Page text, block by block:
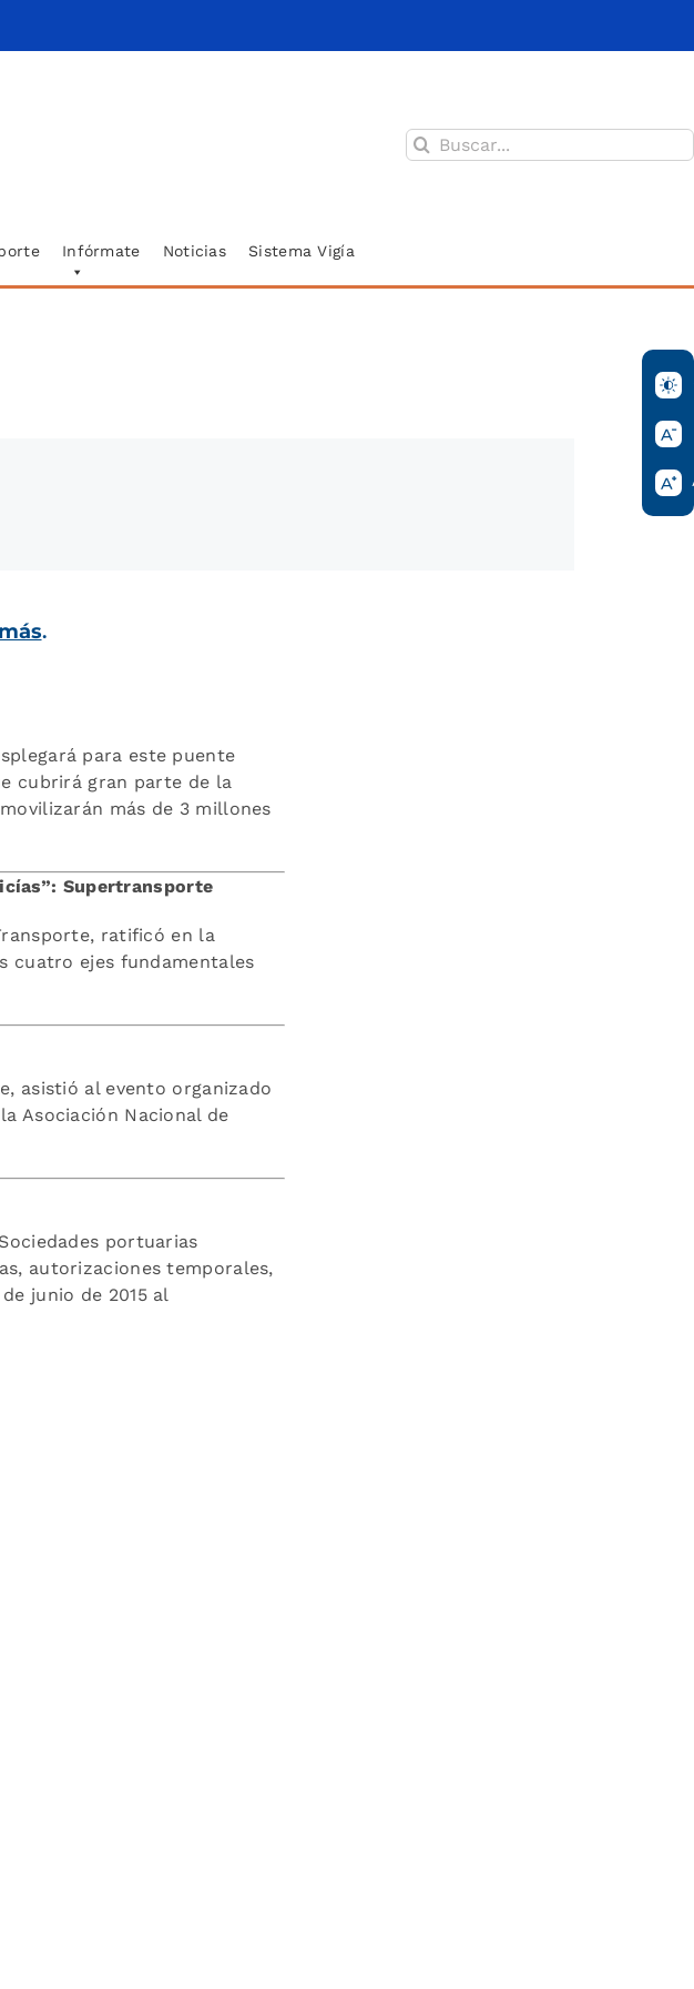
Buscar:
Infórmate Noticias Sistema Vigía
.
para este puente
cubrirá gran parte de la
más de 3 millones
Supertransporte
ratificó en la
cuatro ejes fundamentales
asistió al evento organizado
Asociación Nacional de
portuarias
autorizaciones temporales,
junio de 2015 al